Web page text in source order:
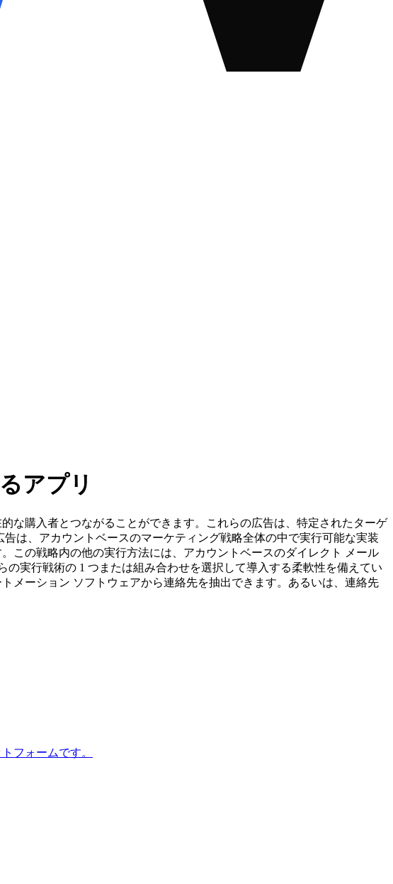
アプリ
な購入者とつながることができます。これらの広告は、特定されたターゲ
は、アカウントベースのマーケティング戦略全体の中で実行可能な実装
この戦略内の他の実行方法には、アカウントベースのダイレクト メール
実行戦術の 1 つまたは組み合わせを選択して導入する柔軟性を備えてい
メーション ソフトウェアから連絡先を抽出できます。あるいは、連絡先
フォームです。